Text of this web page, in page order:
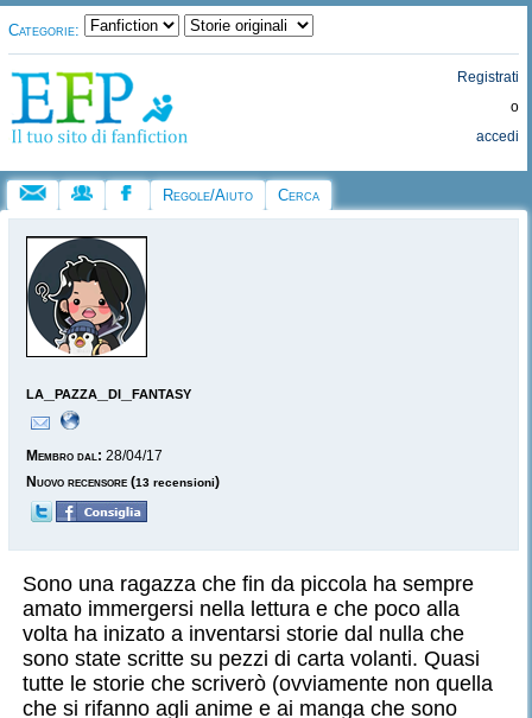
Categorie:
Registrati
o
accedi
Regole/Aiuto Cerca
la_pazza_di_fantasy
Membro dal: 28/04/17
Nuovo recensore (13 recensioni)
Sono una ragazza che fin da piccola ha sempre
amato immergersi nella lettura e che poco alla
volta ha inizato a inventarsi storie dal nulla che
sono state scritte su pezzi di carta volanti. Quasi
tutte le storie che scriverò (ovviamente non quella
che si rifanno agli anime e ai manga che sono